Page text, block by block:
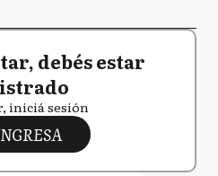
debés estar
iniciá sesión